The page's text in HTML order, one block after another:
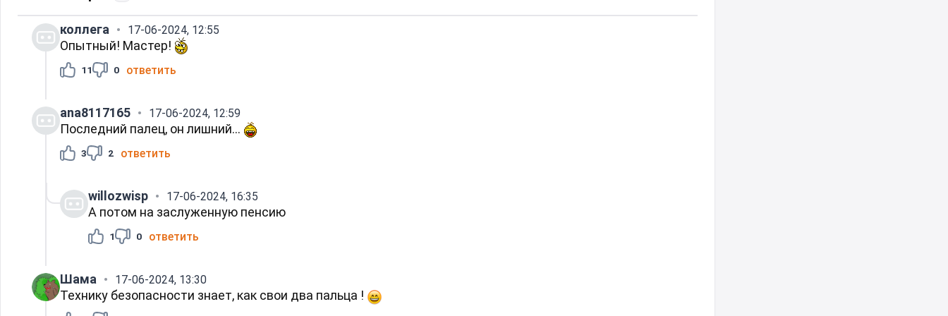
коллега 17-06-2024, 12:55
Опытный! Мастер!
11 0 ответить
ana8117165 17-06-2024, 12:59
Последний палец, он лишний...
3 2 ответить
willozwisp 17-06-2024, 16:35
А потом на заслуженную пенсию
1 0 ответить
Шама 17-06-2024, 13:30
Технику безопасности знает, как свои два пальца !